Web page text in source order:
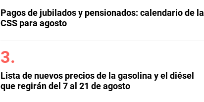
Pagos de jubilados y pensionados: calendario de la
CSS para agosto
Lista de nuevos precios de la gasolina y el diésel
que regirán del 7 al 21 de agosto